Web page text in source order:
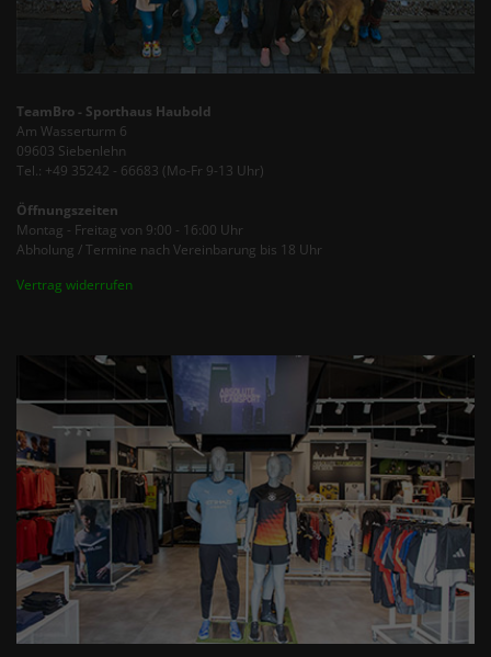
TeamBro - Sporthaus Haubold
Am Wasserturm 6
09603 Siebenlehn
Tel.: +49 35242 - 66683 (Mo-Fr 9-13 Uhr)
Öffnungszeiten
Montag - Freitag von 9:00 - 16:00 Uhr
Abholung / Termine nach Vereinbarung bis 18 Uhr
Vertrag widerrufen